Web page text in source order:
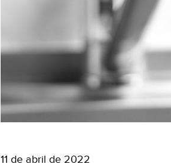
11 de abril de 2022